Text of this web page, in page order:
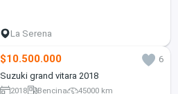
La Serena
$10.500.000
6
Suzuki grand vitara 2018
2018 Bencina 45000 km